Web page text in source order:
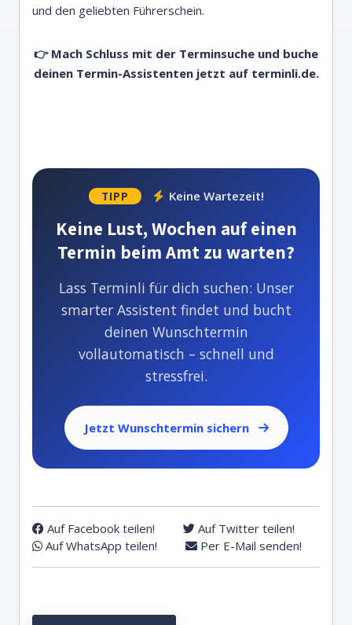
und den geliebten Führerschein.
👉 Mach Schluss mit der Terminsuche und buche
deinen Termin-Assistenten jetzt auf terminli.de.
TIPP Keine Wartezeit!
Keine Lust, Wochen auf einen
Termin beim Amt zu warten?
Lass Terminli für dich suchen: Unser
smarter Assistent findet und bucht
deinen Wunschtermin
vollautomatisch – schnell und
stressfrei.
Jetzt Wunschtermin sichern
Auf Facebook teilen!
Auf Twitter teilen!
Auf WhatsApp teilen!
Per E-Mail senden!